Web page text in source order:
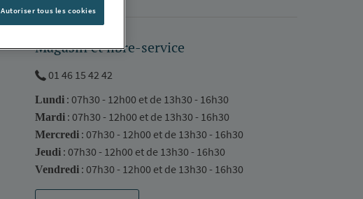
Magasin et libre-service
01 46 15 42 42
Lundi: 07h30 - 12h00 et de 13h30 - 16h30
Mardi: 07h30 - 12h00 et de 13h30 - 16h30
Mercredi: 07h30 - 12h00 et de 13h30 - 16h30
Jeudi: 07h30 - 12h00 et de 13h30 - 16h30
Vendredi: 07h30 - 12h00 et de 13h30 - 16h30
Autoriser tous les cookies